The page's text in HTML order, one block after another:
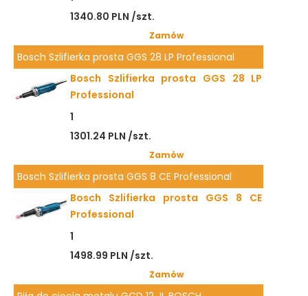
1340.80 PLN /szt.
Zamów
Bosch Szlifierka prosta GGS 28 LP Professional
Bosch Szlifierka prosta GGS 28 LP
Professional
1
1301.24 PLN /szt.
Zamów
Bosch Szlifierka prosta GGS 8 CE Professional
Bosch Szlifierka prosta GGS 8 CE
Professional
1
1498.99 PLN /szt.
Zamów